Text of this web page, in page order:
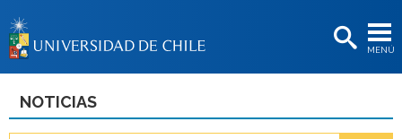
MENÚ
BIBLIOTECAS
NOTICIAS